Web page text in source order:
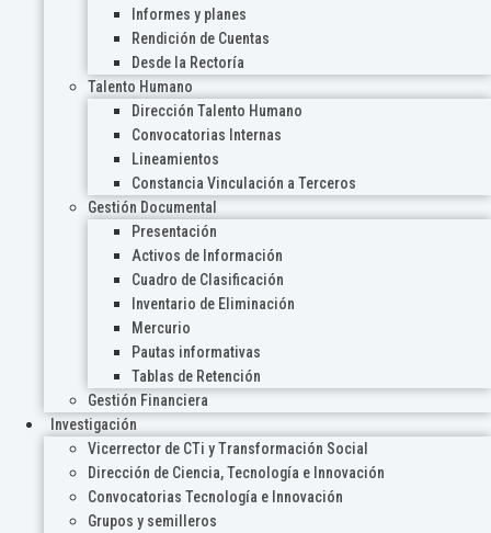
Informes y planes
Rendición de Cuentas
Desde la Rectoría
Talento Humano
Dirección Talento Humano
Convocatorias Internas
Lineamientos
Constancia Vinculación a Terceros
Gestión Documental
Presentación
Activos de Información
Cuadro de Clasificación
Inventario de Eliminación
Mercurio
Pautas informativas
Tablas de Retención
Gestión Financiera
Investigación
Vicerrector de CTi y Transformación Social
Dirección de Ciencia, Tecnología e Innovación
Convocatorias Tecnología e Innovación
Grupos y semilleros